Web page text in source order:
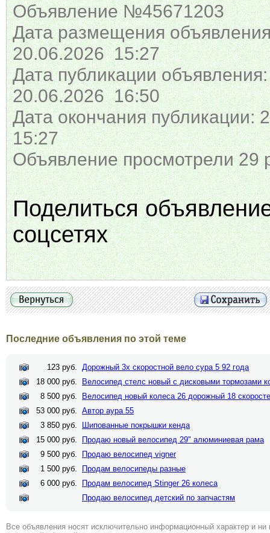
Объявление №45671203
Дата размещения
20.06.2026 15:27
Дата публикации объявления:
20.06.2026 16:50
Дата окончания публикации:
15:27
Объявление просмотрели 29
Поделиться
соцсетях
Последние объявления по этой теме
123 руб. Дорожный 3х скоростной вело сура 5 92 года
18 000 руб.
Велосипед стелс новый с дисковыми тормозами
8 500 руб.
Велосипед новый колеса 26 дорожный 18
53 000 руб. Автор аура 55
3 850 руб.
Шипованные покрышки кенда
15 000 руб.
Продаю новый велосипед 29" алюминиевая рама
9 500 руб.
Продаю велосипед vigner
1 500 руб.
Продам велосипеды разные
6 000 руб.
Продам велосипед Stinger 26 колеса
Продаю велосипед детский по запчастям
Все объявления носят исключительно информационный характер и ни